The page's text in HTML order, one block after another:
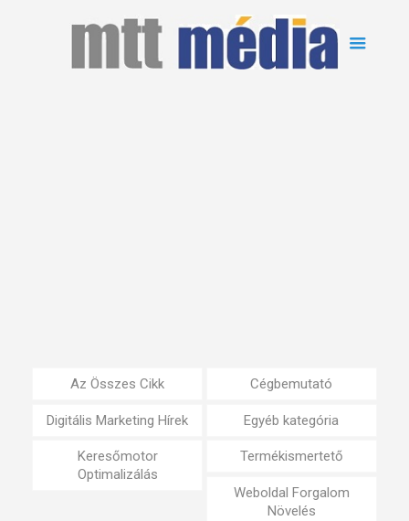
Az Összes Cikk Cégbemutató
Digitális Marketing Hírek Egyéb kategória
Keresőmotor
Optimalizálás
Termékismertető
Weboldal Forgalom
Növelés